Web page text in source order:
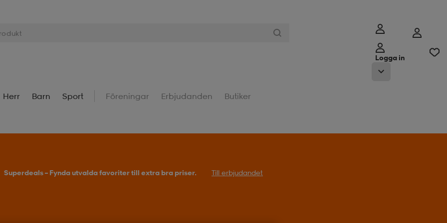
Logga in
Herr Barn Sport Föreningar Erbjudanden Butiker
Superdeals – Fynda utvalda favoriter till extra bra priser. Till erbjudandet